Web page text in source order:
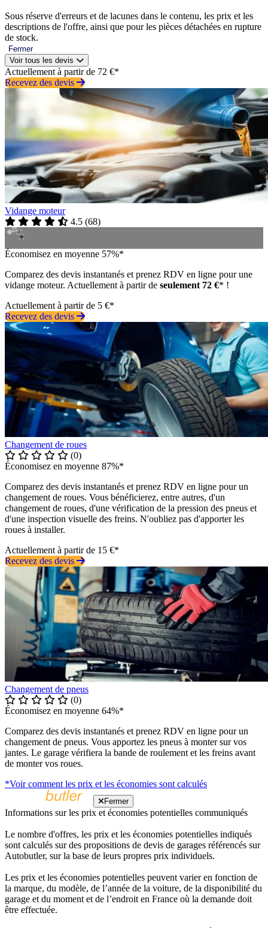
Sous réserve d'erreurs et de lacunes dans le contenu, les prix et les
descriptions de l'offre, ainsi que pour les pièces détachées en rupture
de stock.
Fermer
Voir tous les devis
Actuellement à partir de 72 €*
Recevez des devis
Vidange moteur
4.5 (68)
Économisez en moyenne 57%*
Comparez des devis instantanés et prenez RDV en ligne pour une
vidange moteur. Actuellement à partir de seulement 72 €* !
Actuellement à partir de 5 €*
Recevez des devis
Changement de roues
(0)
Économisez en moyenne 87%*
Comparez des devis instantanés et prenez RDV en ligne pour un
changement de roues. Vous bénéficierez, entre autres, d'un
changement de roues, d'une vérification de la pression des pneus et
d'une inspection visuelle des freins. N'oubliez pas d'apporter les
roues à installer.
Actuellement à partir de 15 €*
Recevez des devis
Changement de pneus
(0)
Économisez en moyenne 64%*
Comparez des devis instantanés et prenez RDV en ligne pour un
changement de pneus. Vous apportez les pneus à monter sur vos
jantes. Le garage vérifiera la bande de roulement et les freins avant
de monter vos roues.
*Voir comment les prix et les économies sont calculés
Fermer
Informations sur les prix et économies potentielles communiqués
Le nombre d'offres, les prix et les économies potentielles indiqués
sont calculés sur des propositions de devis de garages référencés sur
Autobutler, sur la base de leurs propres prix individuels.
Les prix et les économies potentielles peuvent varier en fonction de
la marque, du modèle, de l’année de la voiture, de la disponibilité du
garage et du moment et de l’endroit en France où la demande doit
être effectuée.